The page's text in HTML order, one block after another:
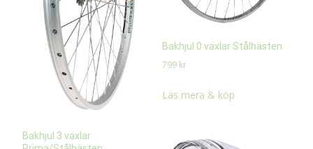
Bakhjul 3 växlar
Bakhjul 0 växlar Stålhästen
799 kr
Läs mera & köp